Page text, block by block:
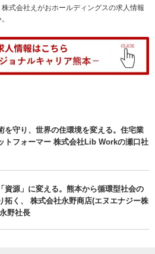
株式会社えがおホールディングスの求人情報
を守り、世界の住環境を変える。住宅業
トフォーマー 株式会社Lib Workの瀬口社
資源」に変える。熊本から循環型社会の
拓く、 株式会社永野商店(エヌエナジー株
野社長